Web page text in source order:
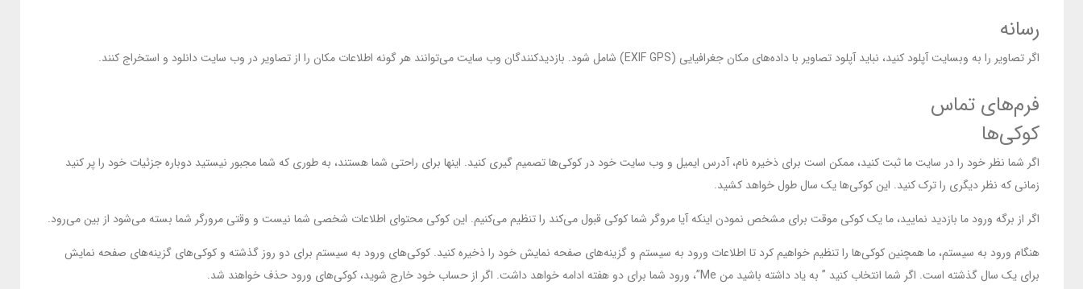
رسانه
اگر تصاویر را به وبسایت آپلود کنید، نباید آپلود تصاویر با داده‌های مکان جغرافیایی (EXIF GPS) شامل شود. بازدیدکنندگان وب سایت می‌توانند هر گونه اطلاعات مکان را از تصاویر در وب سایت دانلود و استخراج کنند.
فرم‌های تماس
کوکی‌ها
اگر شما نظر خود را در سایت ما ثبت کنید، ممکن است برای ذخیره نام، آدرس ایمیل و وب سایت خود در کوکی‌ها تصمیم گیری کنید. اینها برای راحتی شما هستند، به طوری که شما مجبور نیستید دوباره جزئیات خود را پر کنید
زمانی که نظر دیگری را ترک کنید. این کوکی‌ها یک سال طول خواهد کشید.
اگر از برگه ورود ما بازدید نمایید، ما یک کوکی موقت برای مشخص نمودن اینکه آیا مروگر شما کوکی قبول می‌کند را تنظیم می‌کنیم. این کوکی محتوای اطلاعات شخصی شما نیست و وقتی مرورگر شما بسته می‌شود از بین می‌رود.
هنگام ورود به سیستم، ما همچنین کوکی‌ها را تنظیم خواهیم کرد تا اطلاعات ورود به سیستم و گزینه‌های صفحه نمایش خود را ذخیره کنید. کوکی‌های ورود به سیستم برای دو روز گذشته و کوکی‌های گزینه‌های صفحه نمایش
برای یک سال گذشته است. اگر شما انتخاب کنید ” به یاد داشته باشید من Me”، ورود شما برای دو هفته ادامه خواهد داشت. اگر از حساب خود خارج شوید، کوکی‌های ورود حذف خواهند شد.